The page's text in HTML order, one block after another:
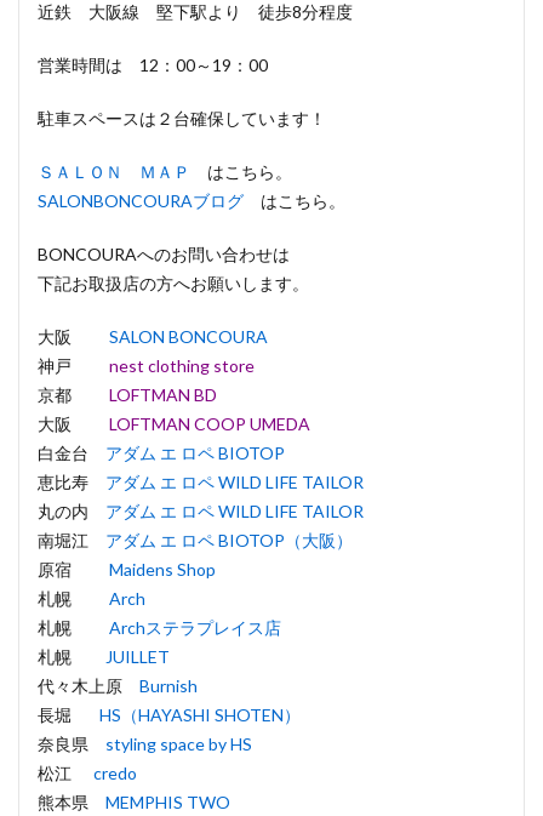
近鉄 大阪線 堅下駅より 徒歩8分程度
営業時間は 12：00～19：00
駐車スペースは２台確保しています！
ＳＡＬＯＮ ＭＡＰ
はこちら。
SALONBONCOURAブログ はこちら。
BONCOURAへのお問い合わせは
下記お取扱店の方へお願いします。
大阪 SALON BONCOURA
神戸 nest clothing store
京都 LOFTMAN BD
大阪 LOFTMAN COOP UMEDA
白金台 アダム エ ロペ BIOTOP
恵比寿 アダム エ ロペ WILD LIFE TAILOR
丸の内 アダム エ ロペ WILD LIFE TAILOR
南堀江 アダム エ ロペ BIOTOP（大阪）
原宿 Maidens Shop
札幌 Arch
札幌 Archステラプレイス店
札幌
JUILLET
代々木上原 Burnish
長堀 HS（HAYASHI SHOTEN）
奈良県 styling space by HS
松江 credo
熊本県 MEMPHIS TWO